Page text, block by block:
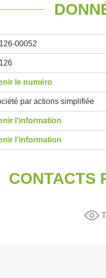
00052
le numéro
par actions simplifiée
l'information
l'information
CONTACTS